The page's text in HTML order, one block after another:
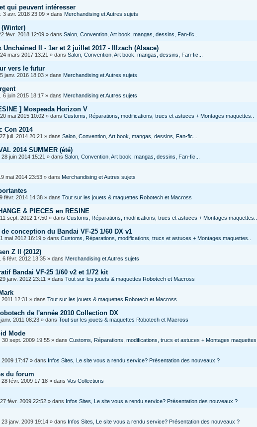
qui peuvent intéresser
3 avr. 2018 23:09 » dans Merchandising et Autres sujets
févr. 2018 12:09 » dans Salon, Convention, Art book, mangas, dessins, Fan-fic...
Unchained II - 1er et 2 juillet 2017 - Illzach (Alsace)
mars 2017 13:21 » dans Salon, Convention, Art book, mangas, dessins, Fan-fic...
vers le futur
janv. 2016 18:03 » dans Merchandising et Autres sujets
6 juin 2015 18:17 » dans Merchandising et Autres sujets
] Mospeada Horizon V
mai 2015 10:02 » dans Customs, Réparations, modifications, trucs et astuces + Montages maquettes..
Con 2014
juil. 2014 20:21 » dans Salon, Convention, Art book, mangas, dessins, Fan-fic...
2014 SUMMER (été)
juin 2014 15:21 » dans Salon, Convention, Art book, mangas, dessins, Fan-fic...
mai 2014 23:53 » dans Merchandising et Autres sujets
févr. 2014 14:38 » dans Tout sur les jouets & maquettes Robotech et Macross
& PIECES en RESINE
sept. 2012 17:50 » dans Customs, Réparations, modifications, trucs et astuces + Montages maquettes..
conception du Bandai VF-25 1/60 DX v1
mai 2012 16:19 » dans Customs, Réparations, modifications, trucs et astuces + Montages maquettes..
Z II (2012)
6 févr. 2012 13:35 » dans Merchandising et Autres sujets
Bandai VF-25 1/60 v2 et 1/72 kit
janv. 2012 23:11 » dans Tout sur les jouets & maquettes Robotech et Macross
12:31 » dans Tout sur les jouets & maquettes Robotech et Macross
de l'année 2010 Collection DX
2011 08:23 » dans Tout sur les jouets & maquettes Robotech et Macross
Mode
30 sept. 2009 19:55 » dans Customs, Réparations, modifications, trucs et astuces + Montages maquettes..
17:47 » dans Infos Sites, Le site vous a rendu service? Présentation des nouveaux ?
du forum
28 févr. 2009 17:18 » dans Vos Collections
févr. 2009 22:52 » dans Infos Sites, Le site vous a rendu service? Présentation des nouveaux ?
23 janv. 2009 19:14 » dans Infos Sites, Le site vous a rendu service? Présentation des nouveaux ?